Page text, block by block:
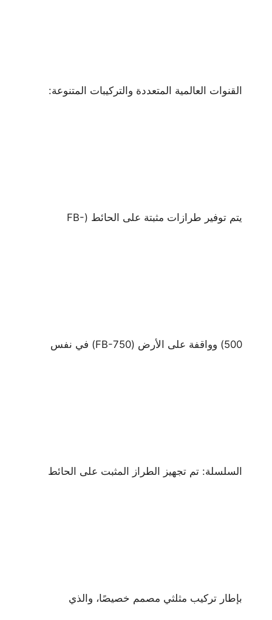
القنوات العالمية المتعددة والتركيبات المتنوعة:
يتم توفير طرازات مثبتة على الحائط (FB-
500) وواقفة على الأرض (FB-750) في نفس
السلسلة: تم تجهيز الطراز المثبت على الحائط
بإطار تركيب مثلثي مصمم خصيصًا، والذي